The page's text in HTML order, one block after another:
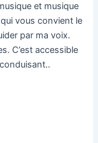
et musique
vous convient le
par ma voix.
C’est accessible